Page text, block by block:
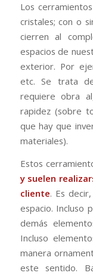
Los
cristales; con o
cierren al
espacios de
exterior. Por
etc. Se trata
requiere obra
rapidez (sobre
que hay que
materiales).
Estos
y suelen
cliente. Es
espacio. Incluso
demás
Incluso
manera
este sentido.